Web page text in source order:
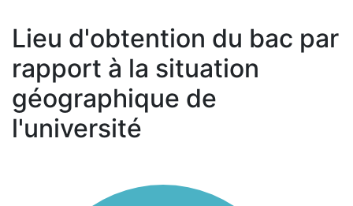
Lieu d'obtention du bac par
rapport à la situation
géographique de
l'université